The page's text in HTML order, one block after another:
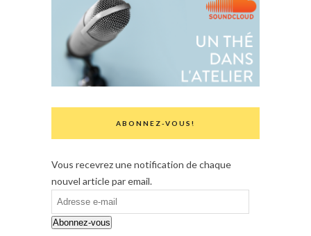
ABONNEZ-VOUS!
Vous recevrez une notification de chaque
nouvel article par email.
Adresse
e-
mail
Abonnez-vous